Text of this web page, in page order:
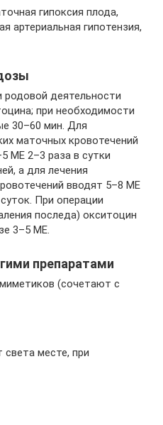
гипоксия плода,
артериальная гипотензия,
деятельности
при необходимости
30–60 мин. Для
маточных кровотечений
ME 2–3 раза в сутки
а для лечения
вводят 5–8 ME
При операции
последа) окситоцин
3–5 ME.
препаратами
(сочетают с
месте, при